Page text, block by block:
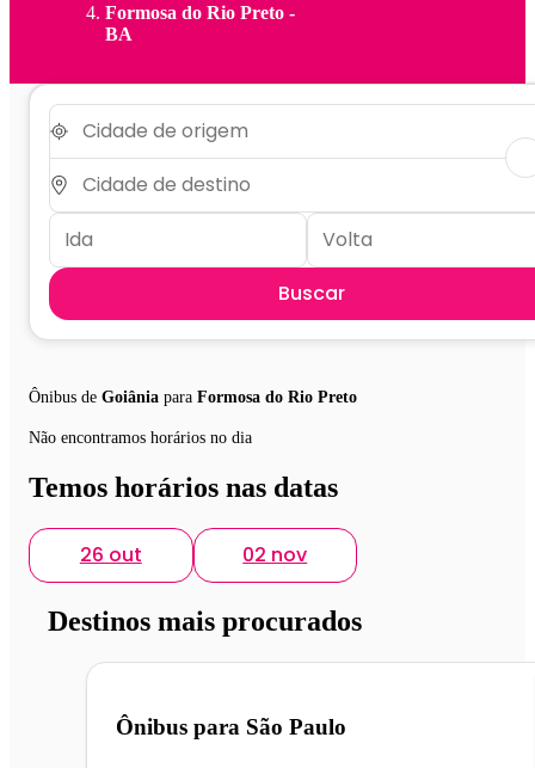
Formosa do Rio Preto -
BA
Buscar
Ônibus de Goiânia para Formosa do Rio Preto
Não encontramos horários no dia
Temos horários nas datas
26 out 02 nov
Destinos mais procurados
Ônibus para São Paulo